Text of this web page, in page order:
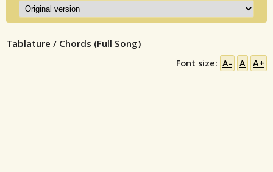
Tablature / Chords (Full Song)
Font size: A- A A+